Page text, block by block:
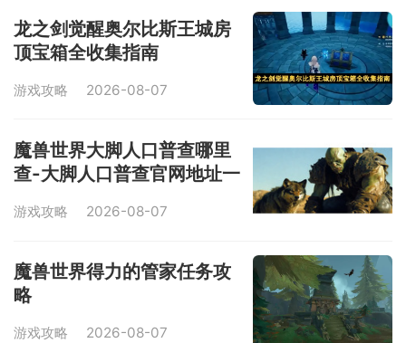
龙之剑觉醒奥尔比斯王城房
顶宝箱全收集指南
游戏攻略 2026-08-07
魔兽世界大脚人口普查哪里
查-大脚人口普查官网地址一
游戏攻略 2026-08-07
魔兽世界得力的管家任务攻
略
游戏攻略 2026-08-07